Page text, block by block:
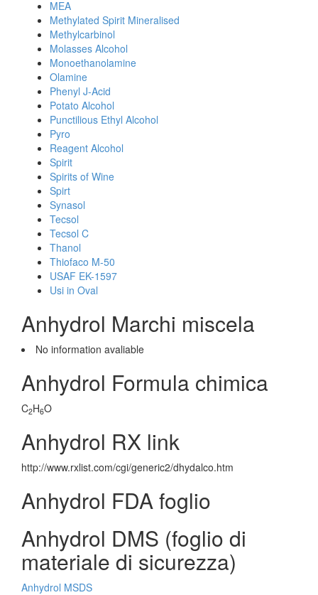
MEA
Methylated Spirit Mineralised
Methylcarbinol
Molasses Alcohol
Monoethanolamine
Olamine
Phenyl J-Acid
Potato Alcohol
Punctilious Ethyl Alcohol
Pyro
Reagent Alcohol
Spirit
Spirits of Wine
Spirt
Synasol
Tecsol
Tecsol C
Thanol
Thiofaco M-50
USAF EK-1597
Usi in Oval
Anhydrol Marchi miscela
No information avaliable
Anhydrol Formula chimica
C2H6O
Anhydrol RX link
http://www.rxlist.com/cgi/generic2/dhydalco.htm
Anhydrol FDA foglio
Anhydrol DMS (foglio di
materiale di sicurezza)
Anhydrol MSDS